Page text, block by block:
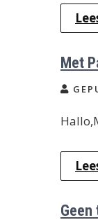
Met
Geen